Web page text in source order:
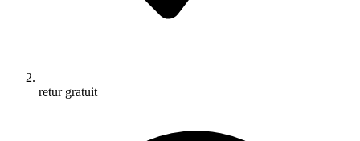
retur gratuit